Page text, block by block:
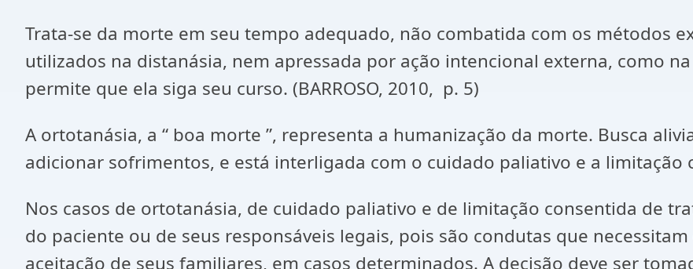
Trata-se da morte em seu tempo adequado, não combatida com os métodos
utilizados na distanásia, nem apressada por ação intencional externa, como
permite que ela siga seu curso. (BARROSO, 2010, p. 5)
A ortotanásia, a “ boa morte ”, representa a humanização da morte. Busca
adicionar sofrimentos, e está interligada com o cuidado paliativo e a limitação
Nos casos de ortotanásia, de cuidado paliativo e de limitação consentida de
do paciente ou de seus responsáveis legais, pois são condutas que
aceitação de seus familiares, em casos determinados. A decisão deve ser